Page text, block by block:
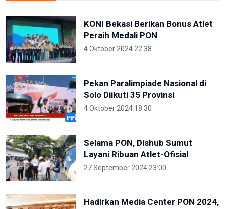
KONI Bekasi Berikan Bonus Atlet
Peraih Medali PON
4 Oktober 2024 22:38
Pekan Paralimpiade Nasional di
Solo Diikuti 35 Provinsi
4 Oktober 2024 18:30
Selama PON, Dishub Sumut
Layani Ribuan Atlet-Ofisial
27 September 2024 23:00
Hadirkan Media Center PON 2024,